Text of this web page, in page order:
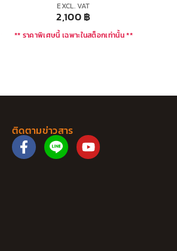
EXCL. VAT
2,100฿
** ราคาพิเศษนี้ เฉพาะในสต็อกเท่านั้น **
ติดตามข่าวสาร
F
a
Y
o